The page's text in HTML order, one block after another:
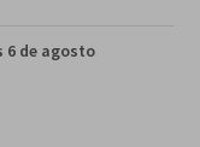
6 de agosto